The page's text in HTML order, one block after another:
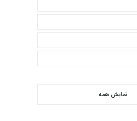
نمایش همه